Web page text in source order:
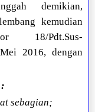
demikian,
kemudian
18/Pdt.Sus-
2016, dengan
sebagian;